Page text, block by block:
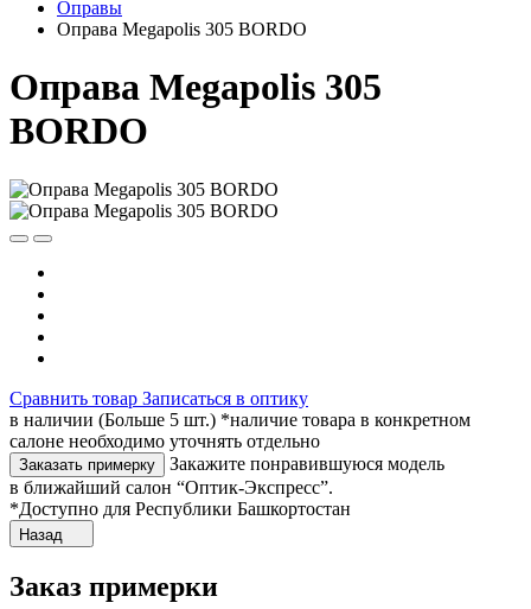
Оправы
Оправа Megapolis 305 BORDO
Оправа Megapolis 305
BORDO
Сравнить товар Записаться в оптику
в наличии (Больше 5 шт.) *наличие товара в конкретном
салоне необходимо уточнять отдельно
Заказать примерку
Закажите понравившуюся модель
в ближайший салон “Оптик-Экспресс”.
*Доступно для Республики Башкортостан
Назад
Заказ примерки